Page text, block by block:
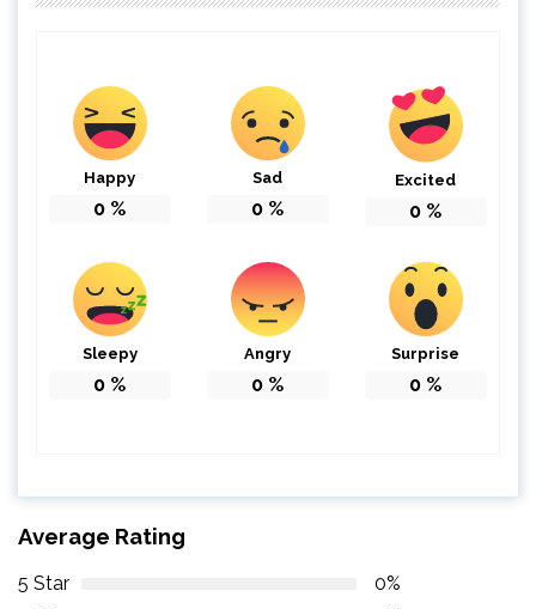
Happy
0 %
Sad
0 %
Excited
0 %
Sleepy
0 %
Angry
0 %
Surprise
0 %
Average Rating
5 Star
0%